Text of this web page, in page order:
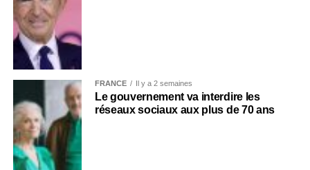
FRANCE Il y a 2 semaines
Le gouvernement va interdire les
réseaux sociaux aux plus de 70 ans